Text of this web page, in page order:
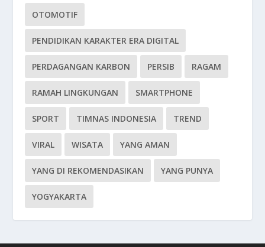
OTOMOTIF
PENDIDIKAN KARAKTER ERA DIGITAL
PERDAGANGAN KARBON PERSIB RAGAM
RAMAH LINGKUNGAN SMARTPHONE
SPORT TIMNAS INDONESIA TREND
VIRAL WISATA YANG AMAN
YANG DI REKOMENDASIKAN YANG PUNYA
YOGYAKARTA